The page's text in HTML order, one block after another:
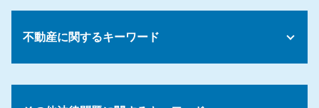
債務整理 完済後
債務整理費用 分割
任意整理 支払い 遅れ
債務整理 手続き 方法
債務整理 デメリット 携帯
会社 解雇
パワハラ 訴えられたら
相続放棄 必要書類
遺産 法律相談
遺産 相続人の範囲
不動産に関するキーワード
不動産トラブル 法律相談